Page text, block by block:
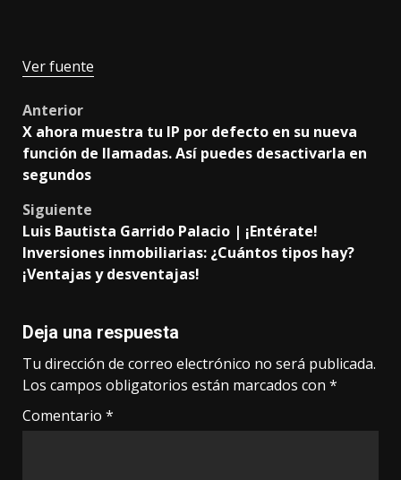
Ver fuente
Post
navigation
Anterior
X ahora muestra tu IP por defecto en su nueva
función de llamadas. Así puedes desactivarla en
segundos
Siguiente
Luis Bautista Garrido Palacio | ¡Entérate!
Inversiones inmobiliarias: ¿Cuántos tipos hay?
¡Ventajas y desventajas!
Deja una respuesta
Tu dirección de correo electrónico no será publicada.
Los campos obligatorios están marcados con *
Comentario *